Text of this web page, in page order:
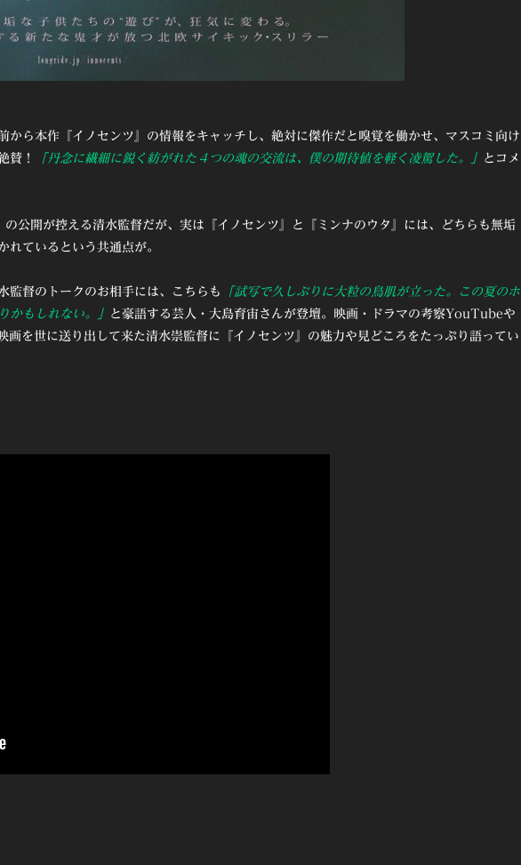
から本作『イノセンツ』の情報をキャッチし、絶対に傑作だと嗅覚を働かせ、マスコミ向け
賛！ 「丹念に繊細に鋭く紡がれた４つの魂の交流は、僕の期待値を軽く凌駕した。」 とコメ
公開が控える清水監督だが、実は『イノセンツ』と『ミンナのウタ』には、どちらも無垢
れているという共通点が。
監督のトークのお相手には、こちらも
「試写で久しぶりに大粒の鳥肌が立った。この夏のホ
かもしれない。」 と豪語する芸人・大島育宙さんが登壇。映画・ドラマの考察YouTubeや
画を世に送り出して来た清水崇監督に『イノセンツ』の魅力や見どころをたっぷり語ってい